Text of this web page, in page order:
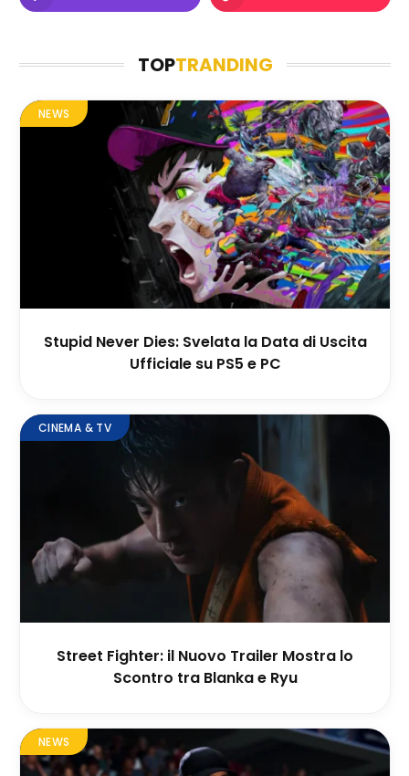
TOPTRANDING
NEWS
Stupid Never Dies: Svelata la Data di Uscita
Ufficiale su PS5 e PC
CINEMA & TV
Street Fighter: il Nuovo Trailer Mostra lo
Scontro tra Blanka e Ryu
NEWS